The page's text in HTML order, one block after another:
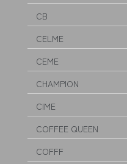
CB
CELME
CEME
CHAMPION
CIME
COFFEE QUEEN
COFFF